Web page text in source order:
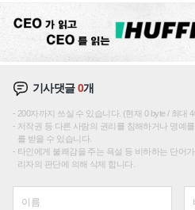
기사댓글0개
200자까지 쓰실 수 있습니다. (현재 0 byte / 최대
저작권 등 다른 사람의 권리를 침해하거나 명예
를 받을 수 있습니다.
타인에게 불쾌감을 주는 욕설 등 비하하는 단어
리자의 판단에 의해 삭제 합니다.